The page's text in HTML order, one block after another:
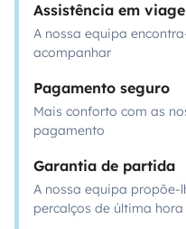
Assistência em
A nossa equipa
acompanhar
Pagamento seguro
Mais conforto com as
pagamento
Garantia de partida
A nossa equipa propõe-
percalços de última hora